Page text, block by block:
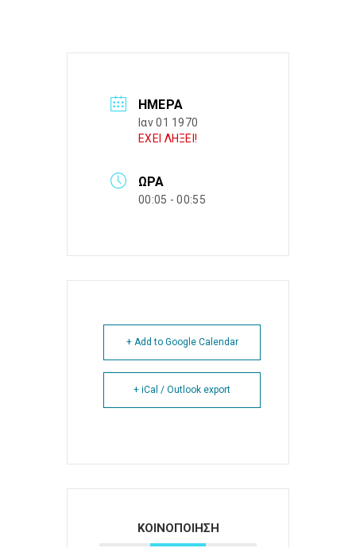
ΗΜΈΡΑ
Ιαν 01 1970
ΕΧΕΙ ΛΗΞΕΙ!
ΏΡΑ
00:05 - 00:55
+ Add to Google Calendar
+ iCal / Outlook export
ΚΟΙΝΟΠΟΙΗΣΗ